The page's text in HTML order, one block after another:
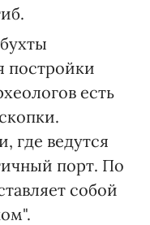
постройки
есть
где ведутся
порт. По
собой